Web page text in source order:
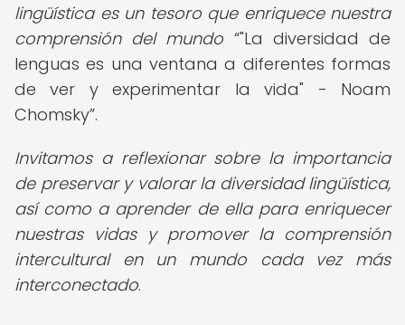
lingüística es un tesoro que enriquece nuestra
comprensión del mundo
"La diversidad de
lenguas es una ventana a diferentes formas
de ver y experimentar la vida" - Noam
Chomsky .
Invitamos a reflexionar sobre la importancia
de preservar y valorar la diversidad lingüística,
así como a aprender de ella para enriquecer
nuestras vidas y promover la comprensión
intercultural en un mundo cada vez más
interconectado.